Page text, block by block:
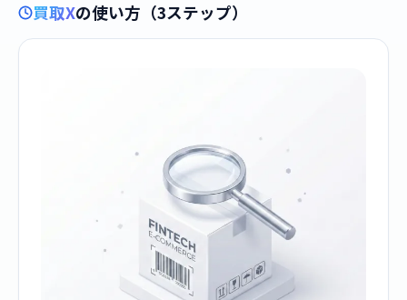
買取Xの使い方（3ステップ）